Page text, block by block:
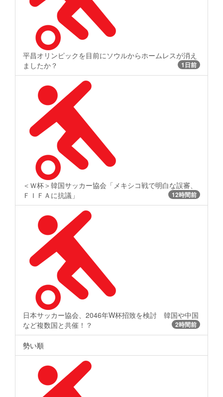
平昌オリンピックを目前にソウルからホームレスが消え
ましたか？
1日前
＜Ｗ杯＞韓国サッカー協会「メキシコ戦で明白な誤審、
ＦＩＦＡに抗議」
12時間前
日本サッカー協会、2046年W杯招致を検討 韓国や中国
など複数国と共催！？
2時間前
勢い順